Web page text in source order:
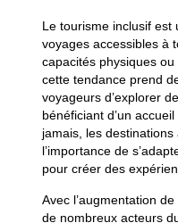
Le tourisme inclusif est
voyages accessibles à
capacités physiques ou
cette tendance prend
voyageurs d’explorer
bénéficiant d’un
jamais, les
l’importance de
pour créer des
Avec l’augmentation
de nombreux acteurs